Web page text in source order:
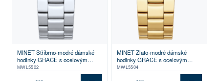
MINET Stříbrno-modré dámské
hodinky GRACE s ocelovým
řemínkem
MWL5502
MINET Zlato-modré dámské
hodinky GRACE s ocelovým
řemínkem
MWL5504